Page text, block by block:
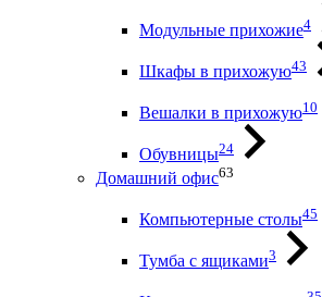
Модульные прихожие4
Шкафы в прихожую43
Вешалки в прихожую10
Обувницы24
Домашний офис63
Компьютерные столы45
Тумба с ящиками3